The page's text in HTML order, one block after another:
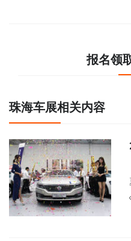
报名领
珠海车展相关内容